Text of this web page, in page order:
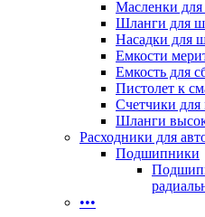
Масленки для
Шланги для
Насадки для
Емкости
Емкость для
Пистолет к
Счетчики для
Шланги
Расходники для
Подшипники
•••